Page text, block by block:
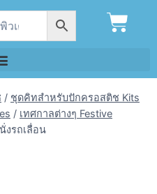
/ ชุดคิทสำหรับปักครอสติช Kits
/ เทศกาลต่างๆ Festive
งรถเลื่อน